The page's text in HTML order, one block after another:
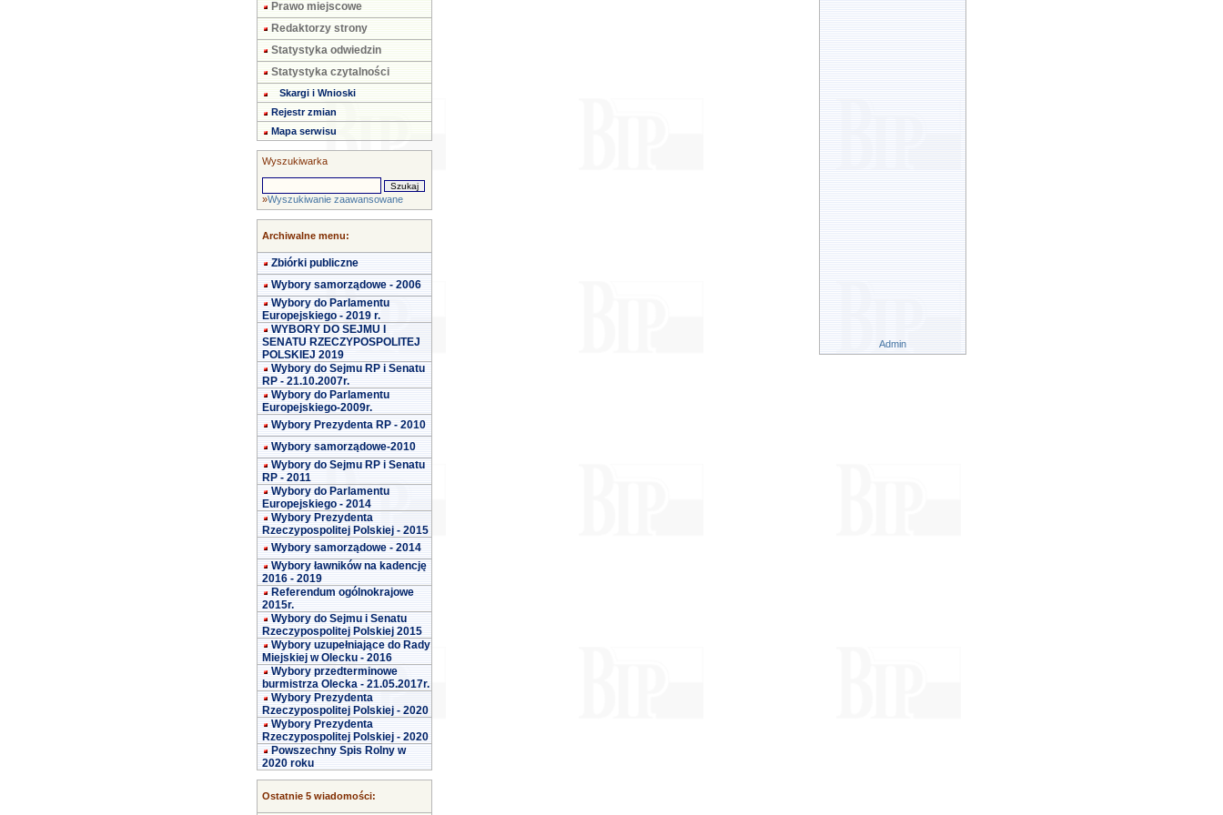
Prawo miejscowe
Redaktorzy strony
Statystyka odwiedzin
Statystyka czytalności
Skargi i Wnioski
Rejestr zmian
Mapa serwisu
Wyszukiwarka
»Wyszukiwanie zaawansowane
Archiwalne menu:
Zbiórki publiczne
Wybory samorządowe - 2006
Wybory do Parlamentu
Europejskiego - 2019 r.
WYBORY DO SEJMU I
SENATU RZECZYPOSPOLITEJ
POLSKIEJ 2019
Wybory do Sejmu RP i Senatu
RP - 21.10.2007r.
Wybory do Parlamentu
Europejskiego-2009r.
Wybory Prezydenta RP - 2010
Wybory samorządowe-2010
Wybory do Sejmu RP i Senatu
RP - 2011
Wybory do Parlamentu
Europejskiego - 2014
Wybory Prezydenta
Rzeczypospolitej Polskiej - 2015
Wybory samorządowe - 2014
Wybory ławników na kadencję
2016 - 2019
Referendum ogólnokrajowe
2015r.
Wybory do Sejmu i Senatu
Rzeczypospolitej Polskiej 2015
Wybory uzupełniające do Rady
Miejskiej w Olecku - 2016
Wybory przedterminowe
burmistrza Olecka - 21.05.2017r.
Wybory Prezydenta
Rzeczypospolitej Polskiej - 2020
Wybory Prezydenta
Rzeczypospolitej Polskiej - 2020
Powszechny Spis Rolny w
2020 roku
Ostatnie 5 wiadomości:
Admin